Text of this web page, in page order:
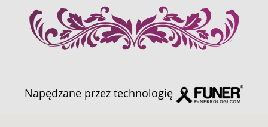
Napędzane przez technologię